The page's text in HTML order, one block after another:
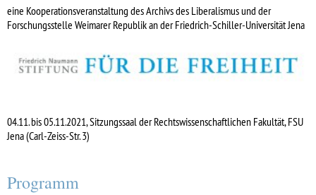
eine Kooperationsveranstaltung des Archivs des Liberalismus und der
Forschungsstelle Weimarer Republik an der Friedrich-Schiller-Universität Jena
04.11. bis 05.11.2021, Sitzungssaal der Rechtswissenschaftlichen Fakultät, FSU
Jena (Carl-Zeiss-Str. 3)
Programm